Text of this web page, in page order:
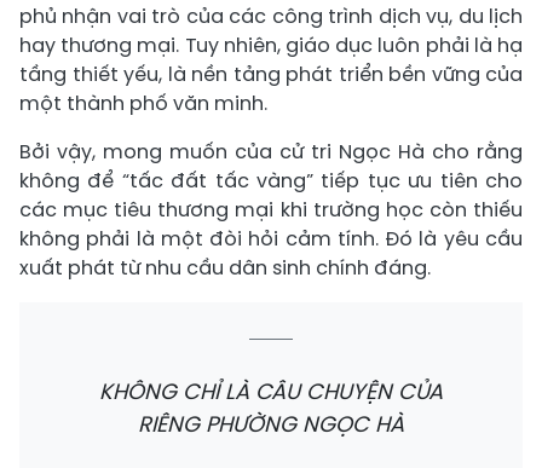
phủ nhận vai trò của các công trình dịch vụ, du lịch
hay thương mại. Tuy nhiên, giáo dục luôn phải là hạ
tầng thiết yếu, là nền tảng phát triển bền vững của
một thành phố văn minh.
Bởi vậy, mong muốn của cử tri Ngọc Hà cho rằng
không để “tấc đất tấc vàng” tiếp tục ưu tiên cho
các mục tiêu thương mại khi trường học còn thiếu
không phải là một đòi hỏi cảm tính. Đó là yêu cầu
xuất phát từ nhu cầu dân sinh chính đáng.
KHÔNG CHỈ LÀ CÂU CHUYỆN CỦA
RIÊNG PHƯỜNG NGỌC HÀ